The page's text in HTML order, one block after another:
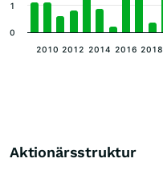
2010 2012 2014 2016 2018
0
1
Aktionärsstruktur